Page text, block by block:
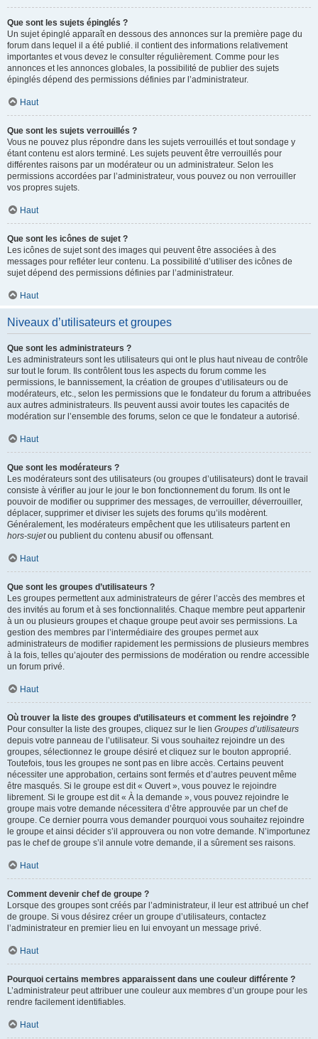
Que sont les sujets épinglés ?
Un sujet épinglé apparaît en dessous des annonces sur la première page du
forum dans lequel il a été publié. il contient des informations relativement
importantes et vous devez le consulter régulièrement. Comme pour les
annonces et les annonces globales, la possibilité de publier des sujets
épinglés dépend des permissions définies par l’administrateur.
Haut
Que sont les sujets verrouillés ?
Vous ne pouvez plus répondre dans les sujets verrouillés et tout sondage y
étant contenu est alors terminé. Les sujets peuvent être verrouillés pour
différentes raisons par un modérateur ou un administrateur. Selon les
permissions accordées par l’administrateur, vous pouvez ou non verrouiller
vos propres sujets.
Haut
Que sont les icônes de sujet ?
Les icônes de sujet sont des images qui peuvent être associées à des
messages pour refléter leur contenu. La possibilité d’utiliser des icônes de
sujet dépend des permissions définies par l’administrateur.
Haut
Niveaux d’utilisateurs et groupes
Que sont les administrateurs ?
Les administrateurs sont les utilisateurs qui ont le plus haut niveau de contrôle
sur tout le forum. Ils contrôlent tous les aspects du forum comme les
permissions, le bannissement, la création de groupes d’utilisateurs ou de
modérateurs, etc., selon les permissions que le fondateur du forum a attribuées
aux autres administrateurs. Ils peuvent aussi avoir toutes les capacités de
modération sur l’ensemble des forums, selon ce que le fondateur a autorisé.
Haut
Que sont les modérateurs ?
Les modérateurs sont des utilisateurs (ou groupes d’utilisateurs) dont le travail
consiste à vérifier au jour le jour le bon fonctionnement du forum. Ils ont le
pouvoir de modifier ou supprimer des messages, de verrouiller, déverrouiller,
déplacer, supprimer et diviser les sujets des forums qu’ils modèrent.
Généralement, les modérateurs empêchent que les utilisateurs partent en
hors-sujetou publient du contenu abusif ou offensant.
Haut
Que sont les groupes d’utilisateurs ?
Les groupes permettent aux administrateurs de gérer l’accès des membres et
des invités au forum et à ses fonctionnalités. Chaque membre peut appartenir
à un ou plusieurs groupes et chaque groupe peut avoir ses permissions. La
gestion des membres par l’intermédiaire des groupes permet aux
administrateurs de modifier rapidement les permissions de plusieurs membres
à la fois, telles qu’ajouter des permissions de modération ou rendre accessible
un forum privé.
Haut
Où trouver la liste des groupes d’utilisateurs et comment les rejoindre ?
Pour consulter la liste des groupes, cliquez sur le lien Groupes d’utilisateurs
depuis votre panneau de l’utilisateur. Si vous souhaitez rejoindre un des
groupes, sélectionnez le groupe désiré et cliquez sur le bouton approprié.
Toutefois, tous les groupes ne sont pas en libre accès. Certains peuvent
nécessiter une approbation, certains sont fermés et d’autres peuvent même
être masqués. Si le groupe est dit « Ouvert », vous pouvez le rejoindre
librement. Si le groupe est dit « À la demande », vous pouvez rejoindre le
groupe mais votre demande nécessitera d’être approuvée par un chef de
groupe. Ce dernier pourra vous demander pourquoi vous souhaitez rejoindre
le groupe et ainsi décider s’il approuvera ou non votre demande. N’importunez
pas le chef de groupe s’il annule votre demande, il a sûrement ses raisons.
Haut
Comment devenir chef de groupe ?
Lorsque des groupes sont créés par l’administrateur, il leur est attribué un chef
de groupe. Si vous désirez créer un groupe d’utilisateurs, contactez
l’administrateur en premier lieu en lui envoyant un message privé.
Haut
Pourquoi certains membres apparaissent dans une couleur différente ?
L’administrateur peut attribuer une couleur aux membres d’un groupe pour les
rendre facilement identifiables.
Haut